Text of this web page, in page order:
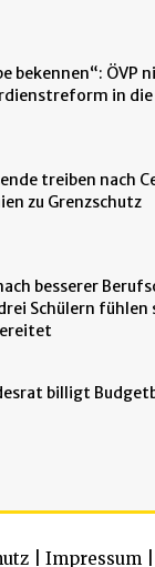
bekennen“: ÖVP
in
treiben nach
zu Grenzschutz
besserer
Schülern fühlen
billigt
Impressum